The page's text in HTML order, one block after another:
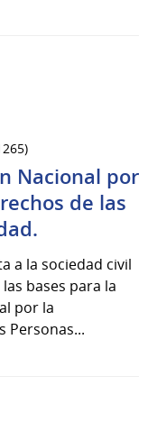
Nacional por
de las
a la sociedad civil
bases para la
por la
Personas...